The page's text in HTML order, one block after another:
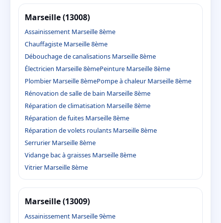
Marseille (13008)
Assainissement Marseille 8ème
Chauffagiste Marseille 8ème
Débouchage de canalisations Marseille 8ème
Électricien Marseille 8èmePeinture Marseille 8ème
Plombier Marseille 8èmePompe à chaleur Marseille 8ème
Rénovation de salle de bain Marseille 8ème
Réparation de climatisation Marseille 8ème
Réparation de fuites Marseille 8ème
Réparation de volets roulants Marseille 8ème
Serrurier Marseille 8ème
Vidange bac à graisses Marseille 8ème
Vitrier Marseille 8ème
Marseille (13009)
Assainissement Marseille 9ème